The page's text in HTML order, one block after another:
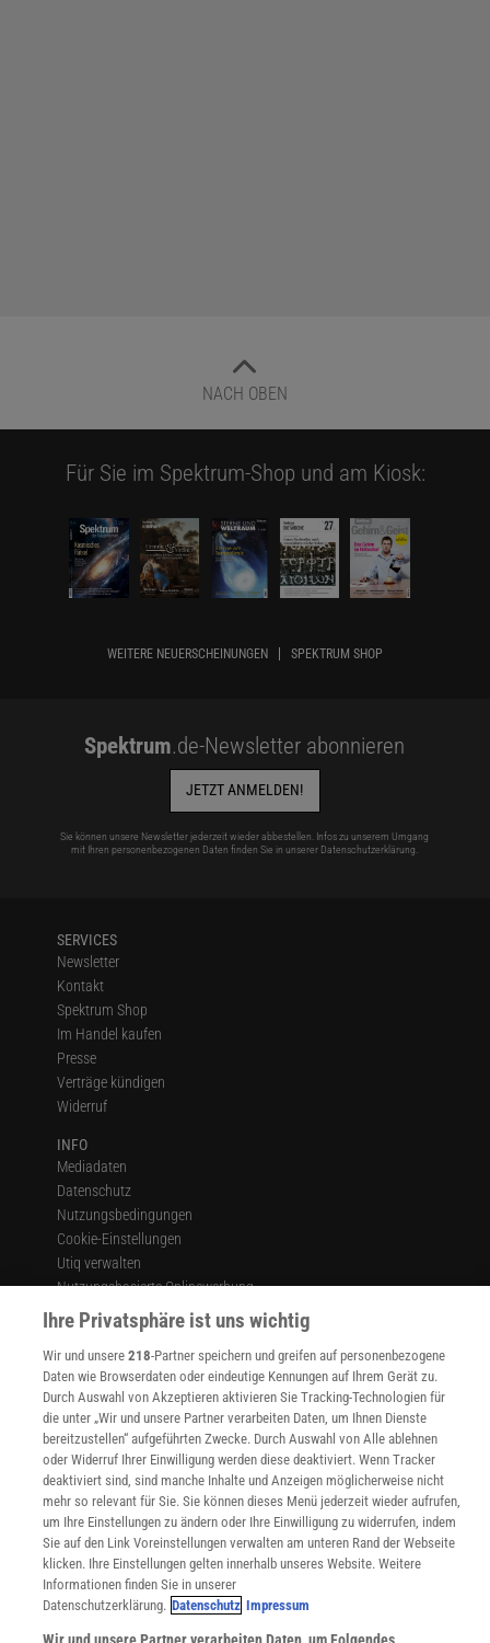
NACH OBEN
Für Sie im Spektrum-Shop und am Kiosk:
WEITERE NEUERSCHEINUNGEN SPEKTRUM SHOP
Spektrum.de-Newsletter abonnieren
JETZT ANMELDEN!
Sie können unsere Newsletter jederzeit wieder abbestellen. Infos zu unserem Umgang
mit Ihren personenbezogenen Daten finden Sie in unserer Datenschutzerklärung.
SERVICES
Newsletter
Kontakt
Spektrum Shop
Im Handel kaufen
Presse
Verträge kündigen
Widerruf
INFO
Mediadaten
Datenschutz
Nutzungsbedingungen
Cookie-Einstellungen
Utiq verwalten
Nutzungsbasierte Onlinewerbung
Alle Artikel
WEITERE ANGEBOTE
Angebote für Schulen
Angebote für Institutionen
Sprachen lernen mit Gymglish
Lexika
Für Spektrum schreiben
Zugänglichkeitserklärung
WEBSEITEN
KielSCN
Wissenschaft in die Schulen
Ihre Privatsphäre ist uns wichtig
Wir und unsere218-Partner speichern und greifen auf personenbezogene
Daten wie Browserdaten oder eindeutige Kennungen auf Ihrem Gerät zu.
Durch Auswahl von Akzeptieren aktivieren Sie Tracking-Technologien für
die unter „Wir und unsere Partner verarbeiten Daten, um Ihnen Dienste
bereitzustellen“ aufgeführten Zwecke. Durch Auswahl von Alle ablehnen
oder Widerruf Ihrer Einwilligung werden diese deaktiviert. Wenn Tracker
deaktiviert sind, sind manche Inhalte und Anzeigen möglicherweise nicht
mehr so relevant für Sie. Sie können dieses Menü jederzeit wieder aufrufen,
um Ihre Einstellungen zu ändern oder Ihre Einwilligung zu widerrufen, indem
Sie auf den Link Voreinstellungen verwalten am unteren Rand der Webseite
klicken. Ihre Einstellungen gelten innerhalb unseres Website. Weitere
Informationen finden Sie in unserer
Datenschutzerklärung. Datenschutz Impressum